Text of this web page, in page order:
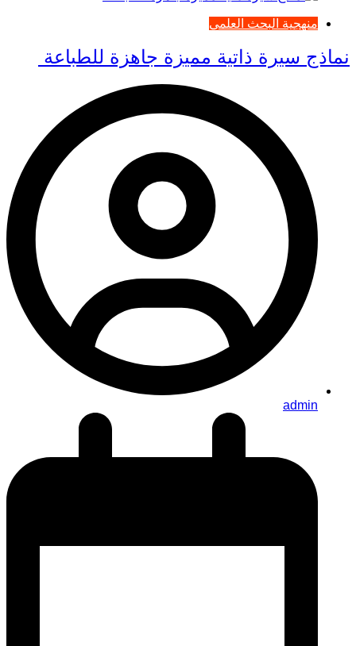
منهجية البحث العلمي
نماذج سيرة ذاتية مميزة جاهزة للطباعة
admin